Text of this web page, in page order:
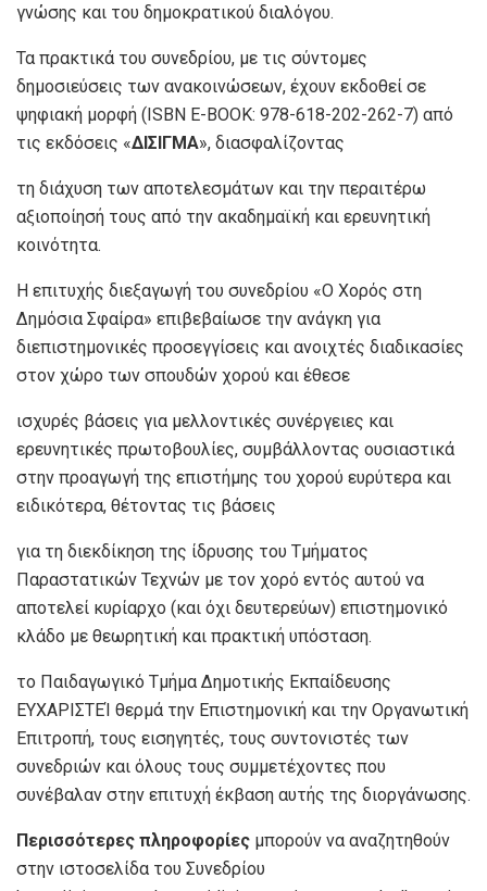
γνώσης και του δημοκρατικού διαλόγου.
Τα πρακτικά του συνεδρίου, με τις σύντομες
δημοσιεύσεις των ανακοινώσεων, έχουν εκδοθεί σε
ψηφιακή μορφή (ISBN E-BOOK: 978-618-202-262-7) από
τις εκδόσεις «ΔΙΣΙΓΜΑ», διασφαλίζοντας
τη διάχυση των αποτελεσμάτων και την περαιτέρω
αξιοποίησή τους από την ακαδημαϊκή και ερευνητική
κοινότητα.
Η επιτυχής διεξαγωγή του συνεδρίου «Ο Χορός στη
Δημόσια Σφαίρα» επιβεβαίωσε την ανάγκη για
διεπιστημονικές προσεγγίσεις και ανοιχτές διαδικασίες
στον χώρο των σπουδών χορού και έθεσε
ισχυρές βάσεις για μελλοντικές συνέργειες και
ερευνητικές πρωτοβουλίες, συμβάλλοντας ουσιαστικά
στην προαγωγή της επιστήμης του χορού ευρύτερα και
ειδικότερα, θέτοντας τις βάσεις
για τη διεκδίκηση της ίδρυσης του Τμήματος
Παραστατικών Τεχνών με τον χορό εντός αυτού να
αποτελεί κυρίαρχο (και όχι δευτερεύων) επιστημονικό
κλάδο με θεωρητική και πρακτική υπόσταση.
το Παιδαγωγικό Τμήμα Δημοτικής Εκπαίδευσης
ΕΥΧΑΡΙΣΤΕΊ θερμά την Επιστημονική και την Οργανωτική
Επιτροπή, τους εισηγητές, τους συντονιστές των
συνεδριών και όλους τους συμμετέχοντες που
συνέβαλαν στην επιτυχή έκβαση αυτής της διοργάνωσης.
Περισσότερες πληροφορίες μπορούν να αναζητηθούν
στην ιστοσελίδα του Συνεδρίου